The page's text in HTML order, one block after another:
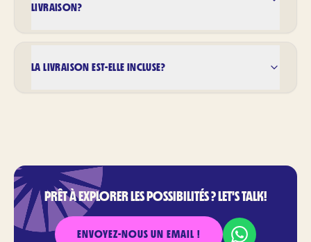
LIVRAISON?
LA LIVRAISON EST-ELLE INCLUSE?
PRÊT À EXPLORER LES POSSIBILITÉS ? LET'S TALK!
ENVOYEZ-NOUS UN EMAIL !